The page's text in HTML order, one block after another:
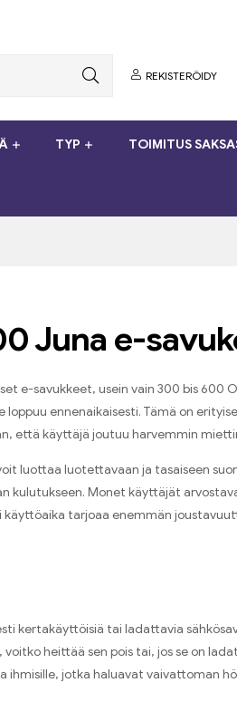
REKISTERÖIDY
TYP TOIMITUS
Juna e-
e-savukkeet, usein vain 300 bis 600
ennenaikaisesti. Tämä on
että käyttäjä joutuu harvemmin
luottaa luotettavaan ja tasaiseen
kulutukseen. Monet käyttäjät
tarjoaa enemmän
kertakäyttöisiä tai ladattavia
heittää sen pois tai, jos se on
jotka haluavat vaivattoman